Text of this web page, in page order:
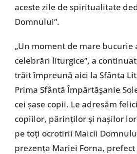
aceste zile de spiritualitate
Domnului”.
„Un moment de mare bucurie
celebrări liturgice”, a
trăit împreună aici la Sfânta
Prima Sfântă Împărtășanie
cei șase copii. Le adresăm
copiilor, părinților și nașilor
pe toți ocrotirii Maicii
prezența Mariei Forna,